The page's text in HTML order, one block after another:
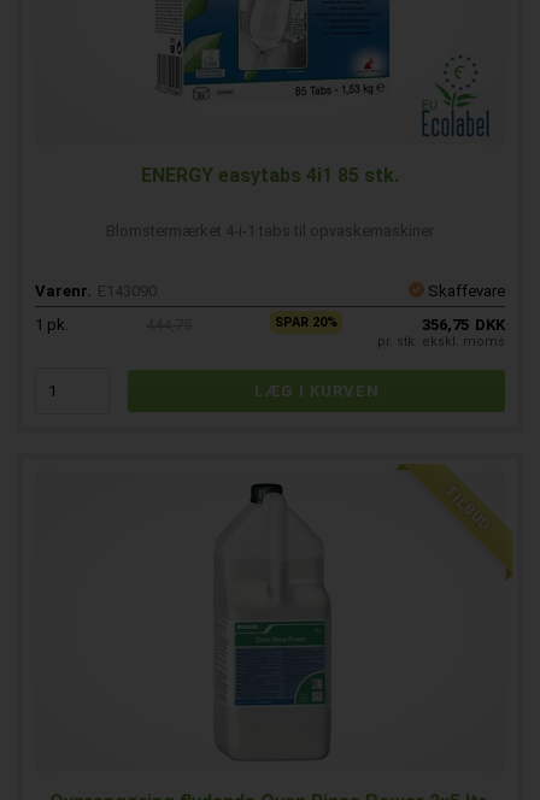
ENERGY easytabs 4i1 85 stk.
Blomstermærket 4-i-1 tabs til opvaskemaskiner
Varenr. E143090
Skaffevare
1 pk. SPAR 20% 356,75 DKK
pr. stk. ekskl. moms
TILBUD